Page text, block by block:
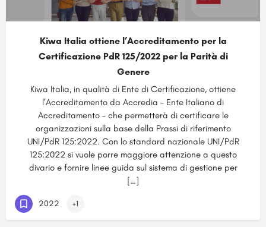
Kiwa Italia ottiene l’Accreditamento per la
Certificazione PdR 125/2022 per la Parità di
Genere
Kiwa Italia, in qualità di Ente di Certificazione, ottiene
l’Accreditamento da Accredia – Ente Italiano di
Accreditamento – che permetterà di certificare le
organizzazioni sulla base della Prassi di riferimento
UNI/PdR 125:2022. Con lo standard nazionale UNI/PdR
125:2022 si vuole porre maggiore attenzione a questo
divario e fornire linee guida sul sistema di gestione per
[…]
2022 +1